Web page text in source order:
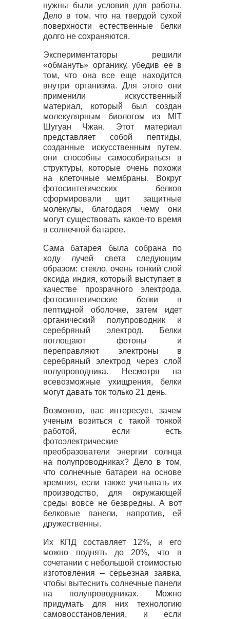
нужны были условия для работы.
Дело в том, что на твердой сухой
поверхности естественные белки
долго не сохраняются.
Экспериментаторы решили
«обмануть» органику, убедив ее в
том, что она все еще находится
внутри организма. Для этого они
применили искусственный
материал, который был создан
молекулярным биологом из
MIT
Шугуан Чжан. Этот материал
представляет собой пептиды,
созданные искусственным путем,
они способны самособираться в
структуры, которые очень похожи
на клеточные мембраны. Вокруг
фотосинтетических белков
сформировали щит защитные
молекулы, благодаря чему они
могут существовать какое-то время
в солнечной батарее.
Сама батарея была собрана по
ходу лучей света следующим
образом: стекло, очень тонкий слой
оксида индия, который выступает в
качестве прозрачного электрода,
фотосинтетические белки в
пептидной оболочке, затем идет
органический полупроводник и
серебряный электрод. Белки
поглощают фотоны и
переправляют электроны в
серебряный электрод через слой
полупроводника. Несмотря на
всевозможные ухищрения, белки
могут давать ток только 21 день.
Возможно, вас интересует, зачем
ученым возиться с такой тонкой
работой, если есть
фотоэлектрические
преобразователи энергии солнца
на полупроводниках? Дело в том,
что солнечные батареи на основе
кремния, если также учитывать их
производство, для окружающей
среды вовсе не безвредны. А вот
белковые панели, напротив, ей
дружественны.
Их КПД составляет 12%, и его
можно поднять до 20%, что в
сочетании с небольшой стоимостью
изготовления – серьезная заявка,
чтобы вытеснить солнечные панели
на полупроводниках. Можно
придумать для них технологию
самовосстановления, и если